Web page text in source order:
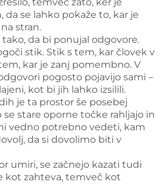
da se lahko pokaže to, kar je
stran.
da bi ponujal odgovore.
stik. Stik s tem, kar človek v
kar je zanj pomembno. V
pogosto pojavijo sami –
kot bi jih lahko izsilili.
je ta prostor še posebej
se stare oporne točke rahljajo in
vedno potrebno vedeti, kam
da si dovolimo biti v
umiri, se začnejo kazati tudi
kot zahteva, temveč kot